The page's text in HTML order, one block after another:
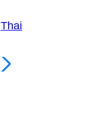
Thai